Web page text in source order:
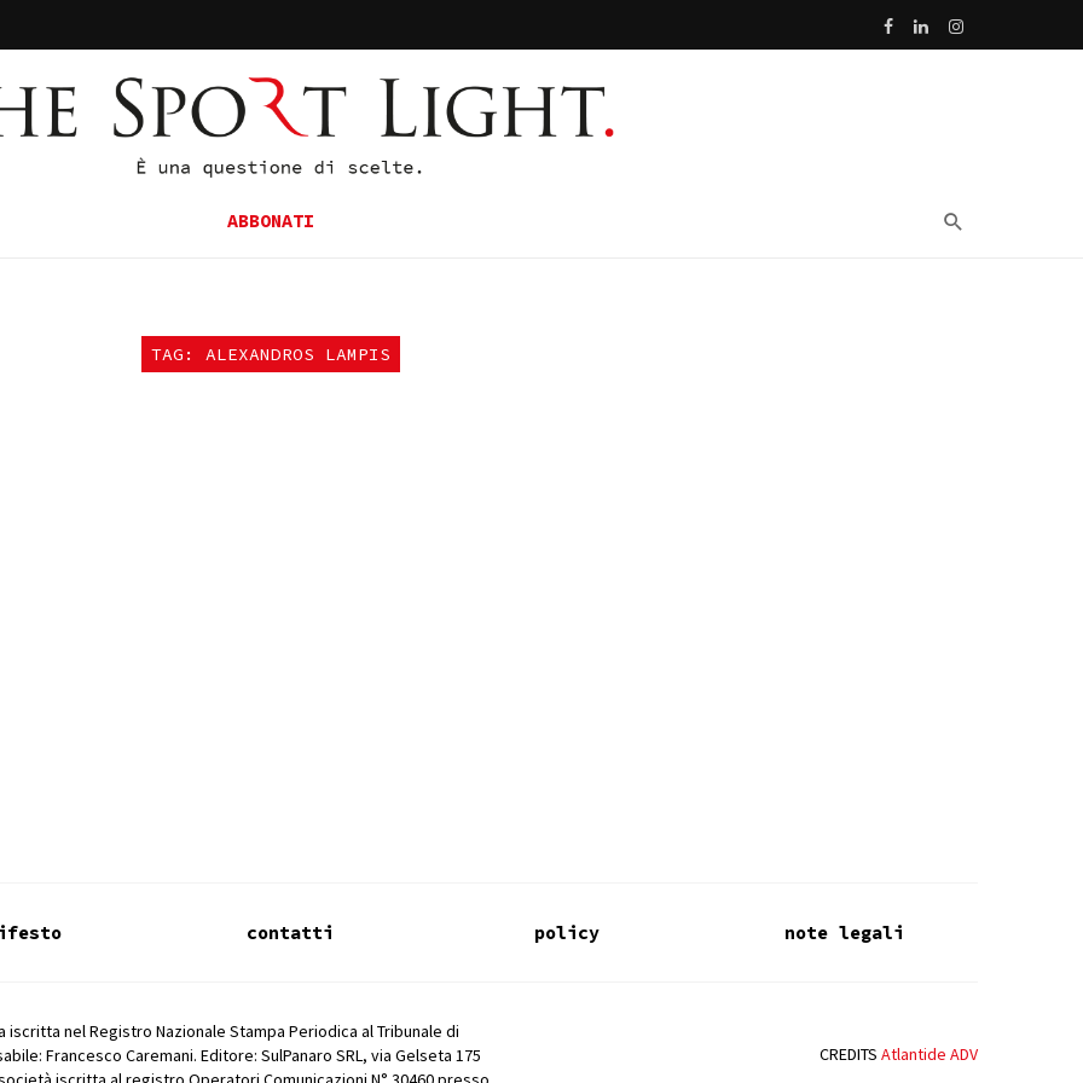
ABBONATI
TAG: ALEXANDROS LAMPIS
contatti policy note legali
nel Registro Nazionale Stampa Periodica al Tribunale di
Francesco Caremani. Editore: SulPanaro SRL, via Gelseta 175
CREDITS Atlantide ADV